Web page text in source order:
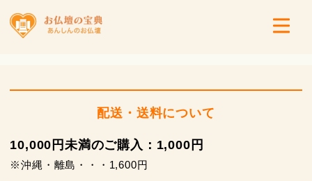
配送・送料について
10,000円未満のご購入：1,000円
※沖縄・離島・・・1,600円